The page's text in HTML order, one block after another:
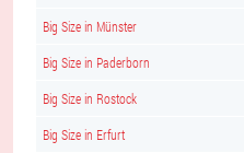
Big Size in Münster
Big Size in Paderborn
Big Size in Rostock
Big Size in Erfurt